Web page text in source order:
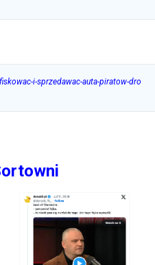
i-sprzedawac-auta-piratow-dro